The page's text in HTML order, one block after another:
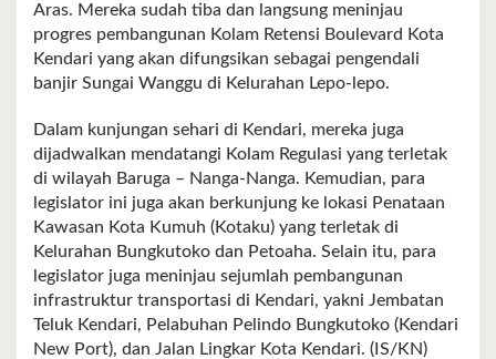
Aras. Mereka sudah tiba dan langsung meninjau
progres pembangunan Kolam Retensi Boulevard Kota
Kendari yang akan difungsikan sebagai pengendali
banjir Sungai Wanggu di Kelurahan Lepo-lepo.
Dalam kunjungan sehari di Kendari, mereka juga
dijadwalkan mendatangi Kolam Regulasi yang terletak
di wilayah Baruga – Nanga-Nanga. Kemudian, para
legislator ini juga akan berkunjung ke lokasi Penataan
Kawasan Kota Kumuh (Kotaku) yang terletak di
Kelurahan Bungkutoko dan Petoaha. Selain itu, para
legislator juga meninjau sejumlah pembangunan
infrastruktur transportasi di Kendari, yakni Jembatan
Teluk Kendari, Pelabuhan Pelindo Bungkutoko (Kendari
New Port), dan Jalan Lingkar Kota Kendari. (IS/KN)